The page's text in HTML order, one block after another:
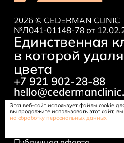
2026 © CEDERMAN CLINIC
№Л041-01148-78 от
Единственная
в которой
цвета
+7 921 902-28-88
Этот веб-сайт использует файлы cookie
вы продолжите использовать этот сайт,
на обработку персональных данных